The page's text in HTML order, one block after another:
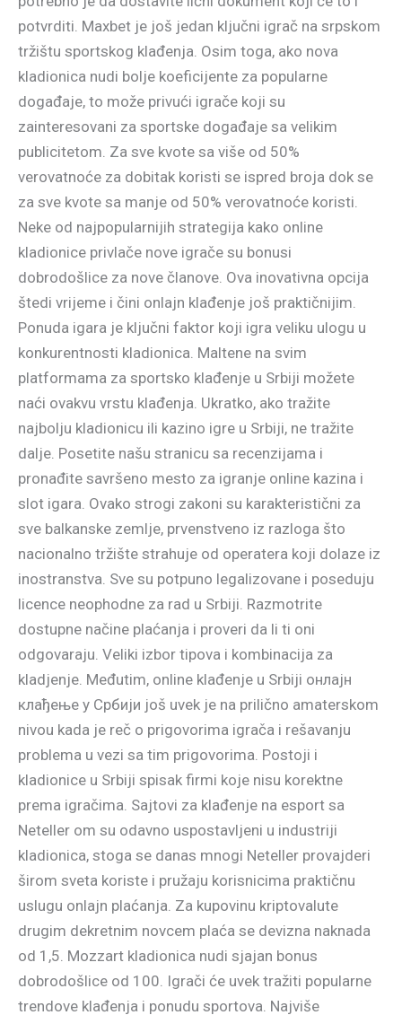
potvrditi. Maxbet je još jedan ključni igrač na srpskom
tržištu sportskog klađenja. Osim toga, ako nova
kladionica nudi bolje koeficijente za popularne
događaje, to može privući igrače koji su
zainteresovani za sportske događaje sa velikim
publicitetom. Za sve kvote sa više od 50%
verovatnoće za dobitak koristi se ispred broja dok se
za sve kvote sa manje od 50% verovatnoće koristi.
Neke od najpopularnijih strategija kako online
kladionice privlače nove igrače su bonusi
dobrodošlice za nove članove. Ova inovativna opcija
štedi vrijeme i čini onlajn klađenje još praktičnijim.
Ponuda igara je ključni faktor koji igra veliku ulogu u
konkurentnosti kladionica. Maltene na svim
platformama za sportsko klađenje u Srbiji možete
naći ovakvu vrstu klađenja. Ukratko, ako tražite
najbolju kladionicu ili kazino igre u Srbiji, ne tražite
dalje. Posetite našu stranicu sa recenzijama i
pronađite savršeno mesto za igranje online kazina i
slot igara. Ovako strogi zakoni su karakteristični za
sve balkanske zemlje, prvenstveno iz razloga što
nacionalno tržište strahuje od operatera koji dolaze iz
inostranstva. Sve su potpuno legalizovane i poseduju
licence neophodne za rad u Srbiji. Razmotrite
dostupne načine plaćanja i proveri da li ti oni
odgovaraju. Veliki izbor tipova i kombinacija za
kladjenje. Međutim, online klađenje u Srbiji онлајн
клађење у Србији još uvek je na prilično amaterskom
nivou kada je reč o prigovorima igrača i rešavanju
problema u vezi sa tim prigovorima. Postoji i
kladionice u Srbiji spisak firmi koje nisu korektne
prema igračima. Sajtovi za klađenje na esport sa
Neteller om su odavno uspostavljeni u industriji
kladionica, stoga se danas mnogi Neteller provajderi
širom sveta koriste i pružaju korisnicima praktičnu
uslugu onlajn plaćanja. Za kupovinu kriptovalute
drugim dekretnim novcem plaća se devizna naknada
od 1,5. Mozzart kladionica nudi sjajan bonus
dobrodošlice od 100. Igrači će uvek tražiti popularne
trendove klađenja i ponudu sportova. Najviše